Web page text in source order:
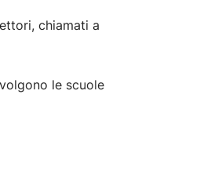
chiamati a
le scuole